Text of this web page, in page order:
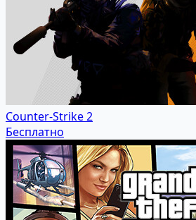
Counter-Strike 2
Бесплатно